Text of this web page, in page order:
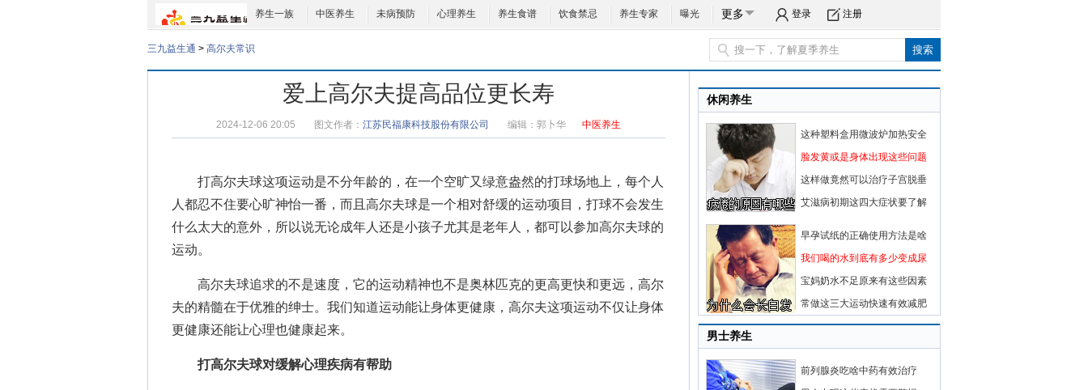
养生一族 中医养生 未病预防 心理养生 养生食谱 饮食禁忌 养生专家 曝光 更多 登录 注册
三九益生通 > 高尔夫常识
爱上高尔夫提高品位更长寿
2024-12-06 20:05 图文作者： 江苏民福康科技股份有限公司 编辑： 郭卜华 中医养生
打高尔夫球这项运动是不分年龄的，在一个空旷又绿意盎然的打球场地上，每个人
人都忍不住要心旷神怡一番，而且高尔夫球是一个相对舒缓的运动项目，打球不会发生
什么太大的意外，所以说无论成年人还是小孩子尤其是老年人，都可以参加高尔夫球的
运动。
高尔夫球追求的不是速度，它的运动精神也不是奥林匹克的更高更快和更远，高尔
夫的精髓在于优雅的绅士。我们知道运动能让身体更健康，高尔夫这项运动不仅让身体
更健康还能让心理也健康起来。
打高尔夫球对缓解心理疾病有帮助
休闲养生
这种塑料盒用微波炉加热安全
脸发黄或是身体出现这些问题
这样做竟然可以治疗子宫脱垂
艾滋病初期这四大症状要了解
早孕试纸的正确使用方法是啥
我们喝的水到底有多少变成尿
宝妈奶水不足原来有这些因素
常做这三大运动快速有效减肥
男士养生
前列腺炎吃啥中药有效治疗